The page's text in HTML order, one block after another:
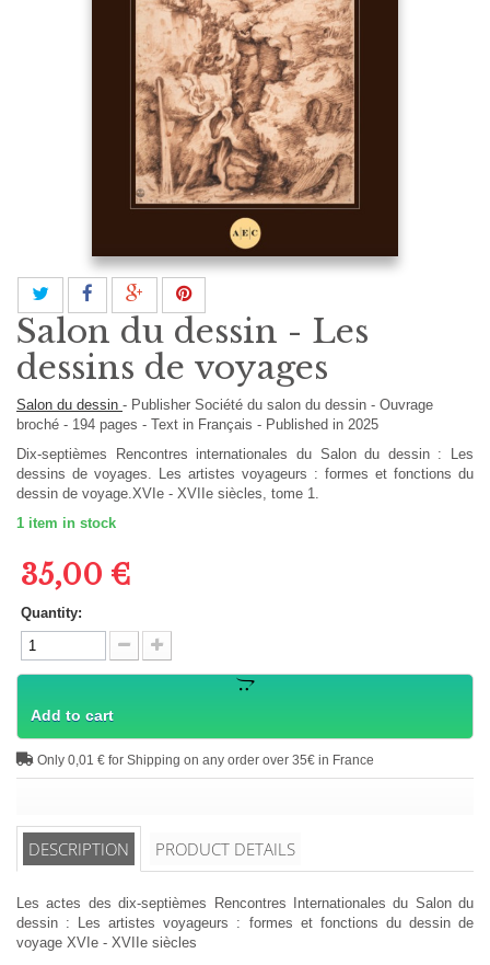
Salon du dessin - Les
dessins de voyages
Salon du dessin - Publisher Société du salon du dessin - Ouvrage
broché - 194 pages - Text in Français - Published in 2025
Dix-septièmes Rencontres internationales du Salon du dessin : Les
dessins de voyages. Les artistes voyageurs : formes et fonctions du
dessin de voyage.XVIe - XVIIe siècles, tome 1.
1 item in stock
35,00 €
Quantity:
Add to cart
Only 0,01 € for Shipping on any order over 35€ in France
DESCRIPTION PRODUCT DETAILS
Les actes des dix-septièmes Rencontres Internationales du Salon du
dessin : Les artistes voyageurs : formes et fonctions du dessin de
voyage XVIe - XVIIe siècles